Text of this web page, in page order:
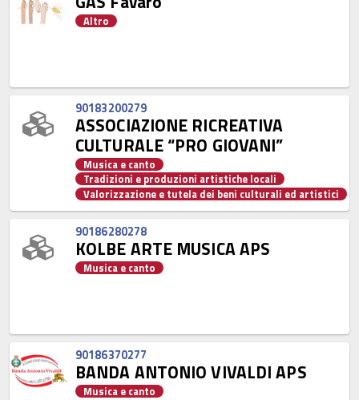
Altro
90183200279
ASSOCIAZIONE RICREATIVA
CULTURALE “PRO GIOVANI”
Musica e canto
Tradizioni e produzioni artistiche locali
Valorizzazione e tutela dei beni culturali ed artistici
90186280278
KOLBE ARTE MUSICA APS
Musica e canto
90186370277
BANDA ANTONIO VIVALDI APS
Musica e canto